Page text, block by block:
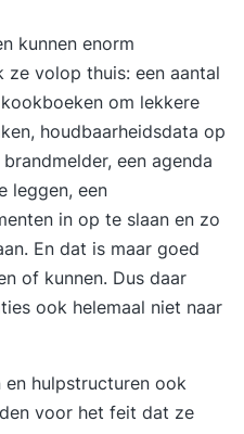
In de opleiding leer je
en
Zelforganisatie en
de onderliggende
te
belangrijke indicator
en
de basis voor een
leert hoe teams zich
interventies je
van vertrouwen,
disfunctioneren in een
kunnen enorm
ze volop thuis: een aantal
om lekkere
houdbaarheidsdata op
een agenda
leggen, een
in op te slaan en zo
En dat is maar goed
of kunnen. Dus daar
ook helemaal niet naar
en hulpstructuren ook
voor het feit dat ze